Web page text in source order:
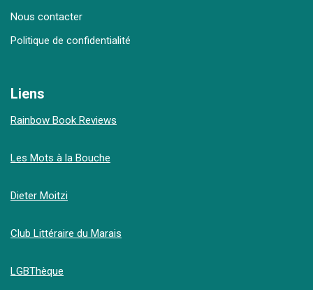
Nous contacter
Politique de confidentialité
Liens
Rainbow Book Reviews
Les Mots à la Bouche
Dieter Moitzi
Club Littéraire du Marais
LGBThèque